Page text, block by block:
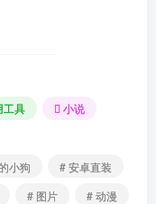
工具
小说
小狗
# 安卓直装
# 图片
# 动漫